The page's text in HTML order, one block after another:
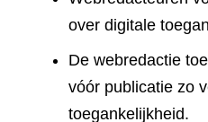
over digitale
De webredactie
vóór publicatie zo
toegankelijkheid.